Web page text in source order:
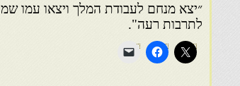
״יצא מנחם לעבודת המלך ויצאו עמו
לתרבות רעה".